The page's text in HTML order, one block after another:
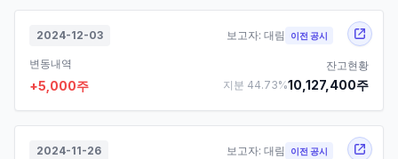
2024-12-03 보고자: 대림 이전 공시
변동내역
+5,000주
잔고현황
지분 44.73%10,127,400주
2024-11-26 보고자: 대림 이전 공시